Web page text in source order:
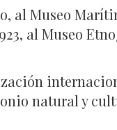
al Museo
al Museo
natural y